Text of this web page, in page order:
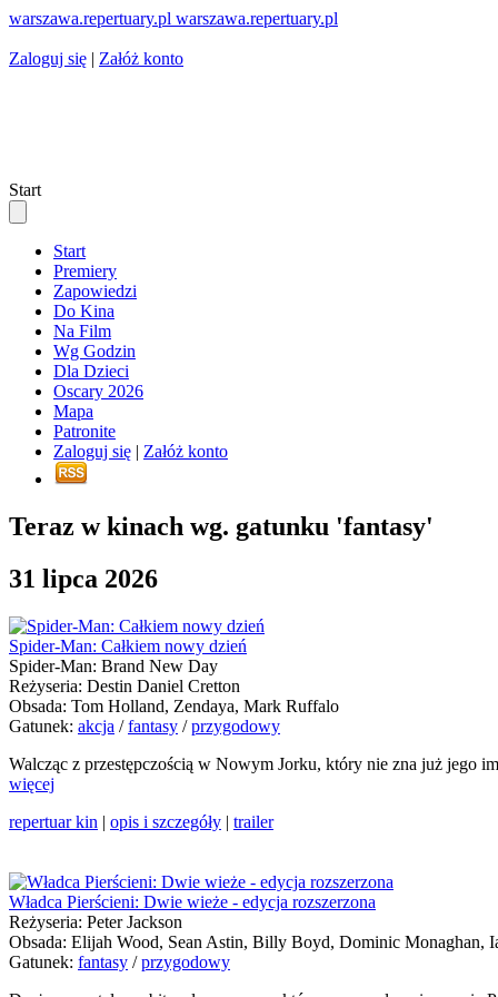
warszawa.repertuary.pl warszawa.repertuary.pl
Zaloguj się | Załóż konto
Start
Start
Premiery
Zapowiedzi
Do Kina
Na Film
Wg Godzin
Dla Dzieci
Oscary 2026
Mapa
Patronite
Zaloguj się | Załóż konto
Teraz w kinach wg. gatunku 'fantasy'
31 lipca 2026
Spider-Man: Całkiem nowy dzień
Spider-Man: Brand New Day
Reżyseria: Destin Daniel Cretton
Obsada: Tom Holland, Zendaya, Mark Ruffalo
Gatunek: akcja /fantasy /przygodowy
Walcząc z przestępczością w Nowym Jorku, który nie zna już jego
więcej
repertuar kin | opis i szczegóły | trailer
Władca Pierścieni: Dwie wieże - edycja rozszerzona
Reżyseria: Peter Jackson
Obsada: Elijah Wood, Sean Astin, Billy Boyd, Dominic Monaghan,
Gatunek: fantasy /przygodowy